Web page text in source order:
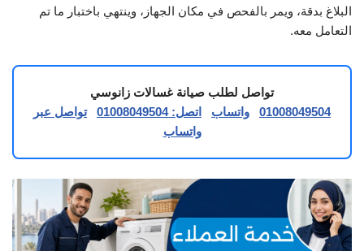
البلاغ بدقة، ويمر بالفحص في مكان الجهاز، وينتهي باختبار ما تم
التعامل معه.
تواصل لطلب صيانة غسالات زانوسي
01008049504
واتساب اتصل: 01008049504
تواصل عبر
واتساب